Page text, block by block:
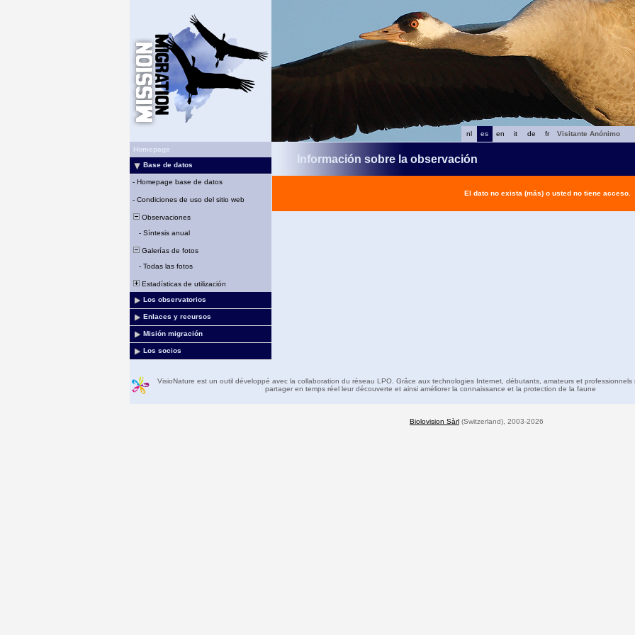
fr
de
it
en
es
nl
Visitante Anónimo
Homepage
Base de datos
- Homepage base de datos
- Condiciones de uso del sitio web
Observaciones
- Síntesis anual
Galerías de fotos
- Todas las fotos
Estadísticas de utilización
Los observatorios
Enlaces y recursos
Misión migración
Los socios
Información sobre la observación
El dato no exista (más) o usted no tiene acceso.
VisioNature est un outil développé avec la collaboration du réseau LPO. Grâce aux technologies Internet, débutants, amateurs et professionnels
partager en temps réel leur découverte et ainsi améliorer la connaissance et la protection de la faune
Biolovision Sàrl (Switzerland), 2003-2026